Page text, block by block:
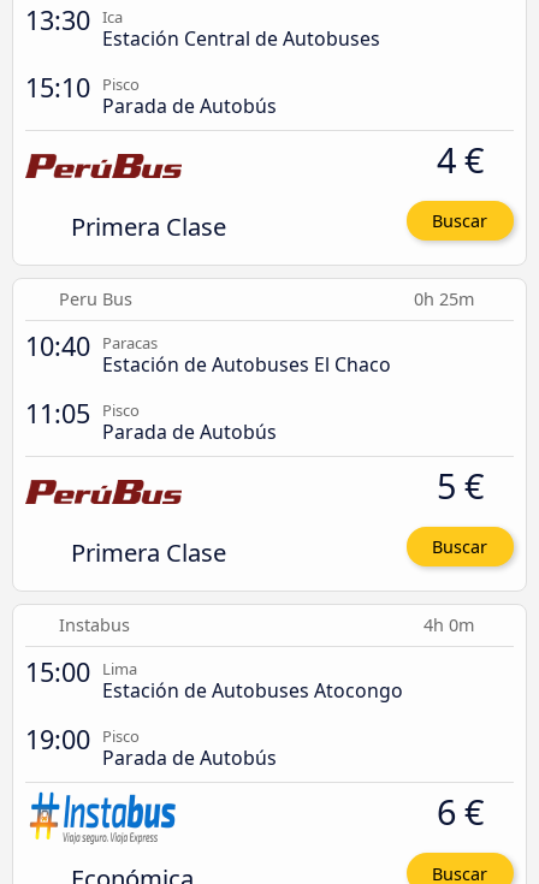
13:30 Ica
Estación Central de Autobuses
15:10 Pisco
Parada de Autobús
Primera Clase
4 €
Buscar
Peru Bus 0h 25m
10:40 Paracas
Estación de Autobuses El Chaco
11:05 Pisco
Parada de Autobús
Primera Clase
5 €
Buscar
Instabus 4h 0m
15:00 Lima
Estación de Autobuses Atocongo
19:00 Pisco
Parada de Autobús
6 €
Buscar